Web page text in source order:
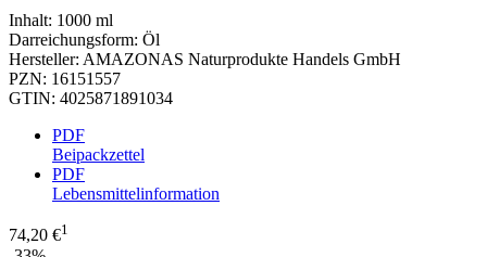
Inhalt: 1000 ml
Darreichungsform: Öl
Hersteller: AMAZONAS Naturprodukte Handels GmbH
PZN: 16151557
GTIN: 4025871891034
PDF
Beipackzettel
PDF
Lebensmittelinformation
74,20 €1